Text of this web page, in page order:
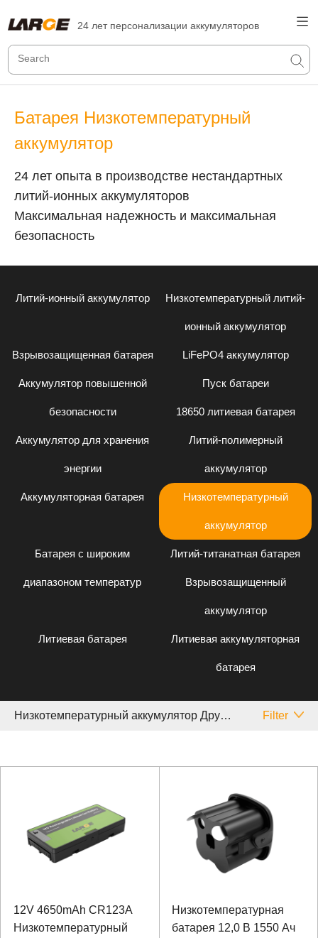
24 лет персонализации аккумуляторов
Батарея Низкотемпературный
аккумулятор
24 лет опыта в производстве нестандартных
литий-ионных аккумуляторов
Максимальная надежность и максимальная
безопасность
Литий-ионный аккумулятор Низкотемпературный литий-
ионный аккумулятор
Взрывозащищенная батарея LiFePO4 аккумулятор
Аккумулятор повышенной
безопасности
Пуск батареи
18650 литиевая батарея
Аккумулятор для хранения
энергии
Литий-полимерный
аккумулятор
Аккумуляторная батарея Низкотемпературный
аккумулятор
Батарея с широким
диапазоном температур
Литий-титанатная батарея
Взрывозащищенный
аккумулятор
Литиевая батарея Литиевая аккумуляторная
батарея
Низкотемпературный аккумулятор Другой Медицинское Filter
12V 4650mAh CR123A
Низкотемпературный
Низкотемпературная
батарея 12,0 В 1550 Ач